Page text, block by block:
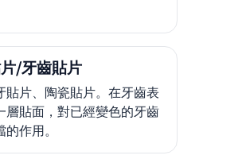
/牙齒貼片
貼片、陶瓷貼片。在牙齒表
層貼面，對已經變色的牙齒
作用。